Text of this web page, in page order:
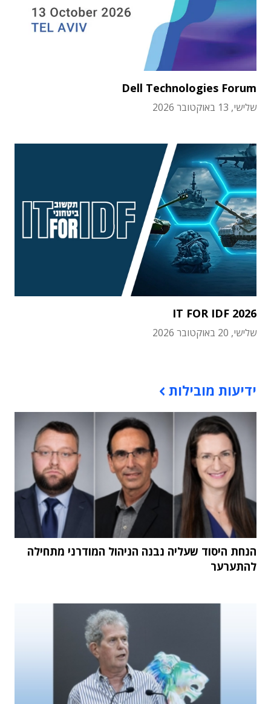
Dell Technologies Forum
שלישי, 13 באוקטובר 2026
IT FOR IDF 2026
שלישי, 20 באוקטובר 2026
ידיעות מובילות
הנחת היסוד שעליה נבנה הניהול המודרני מתחילה
להתערער